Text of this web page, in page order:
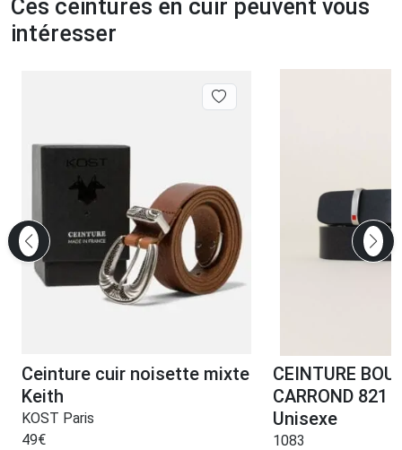
Ces ceintures en cuir peuvent vous
intéresser
Ceinture cuir noisette mixte
Keith
KOST Paris
49€
CEINTURE
CARROND 821
Unisexe
1083